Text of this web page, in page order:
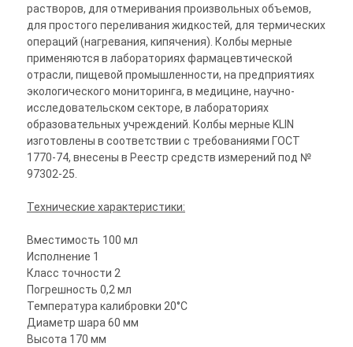
растворов, для отмеривания произвольных объемов,
для простого переливания жидкостей, для термических
операций (нагревания, кипячения). Колбы мерные
применяются в лабораториях фармацевтической
отрасли, пищевой промышленности, на предприятиях
экологического мониторинга, в медицине, научно-
исследовательском секторе, в лабораториях
образовательных учреждений. Колбы мерные KLIN
изготовлены в соответствии с требованиями ГОСТ
1770-74, внесены в Реестр средств измерений под №
97302-25.
Технические характеристики:
Вместимость 100 мл
Исполнение 1
Класс точности 2
Погрешность 0,2 мл
Температура калибровки 20°C
Диаметр шара 60 мм
Высота 170 мм